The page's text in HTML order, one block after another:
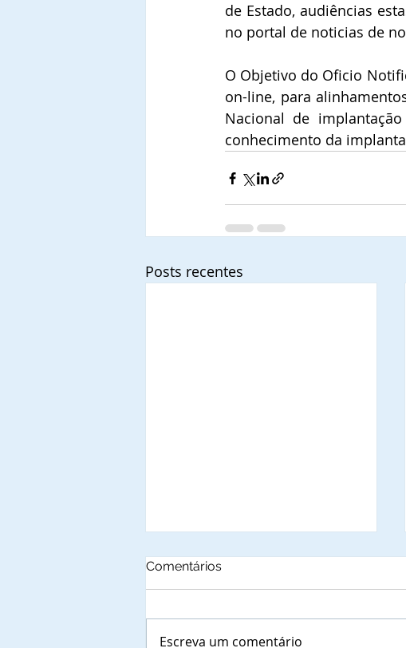
de Estado, audiências
no portal de noticias de
O Objetivo do Oficio
on-line, para
Nacional de
conhecimento da
Posts recentes
Comentários
Escreva um comentário